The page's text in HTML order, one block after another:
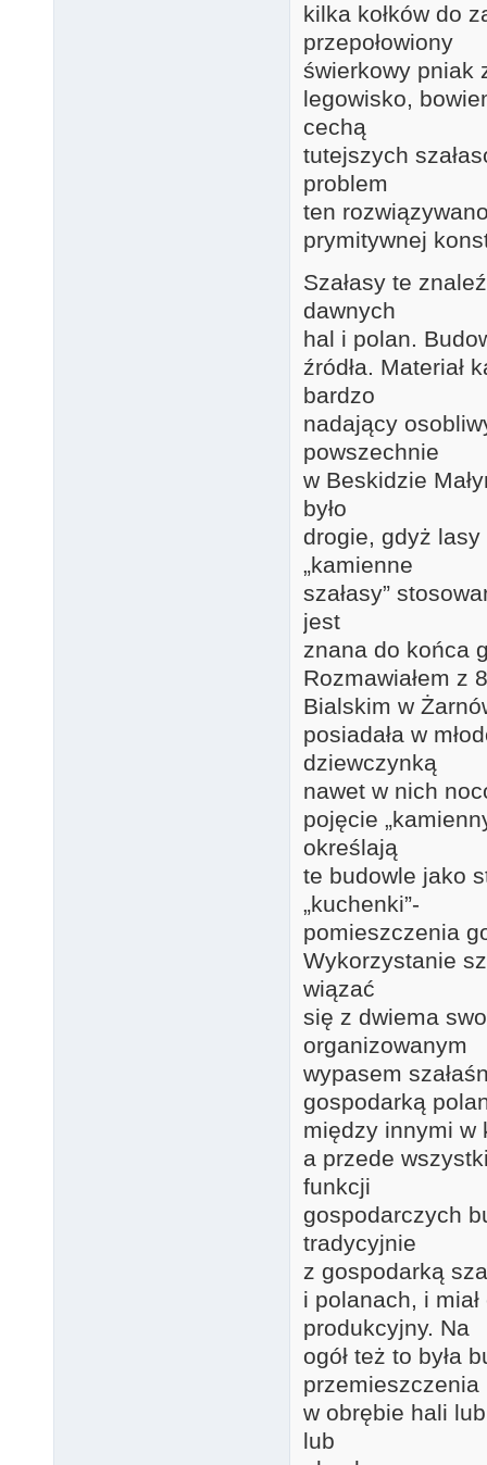
kilka kołków do
przepołowiony
świerkowy pniak
legowisko,
cechą
tutejszych
problem
ten
prymitywnej
Szałasy te
dawnych
hal i polan.
źródła. Materiał
bardzo
nadający
powszechnie
w Beskidzie
było
drogie, gdyż lasy
„kamienne
szałasy”
jest
znana do końca
Rozmawiałem z
Bialskim w
posiadała w
dziewczynką
nawet w nich
pojęcie
określają
te budowle jako
„kuchenki”-
pomieszczenia
Wykorzystanie
wiązać
się z dwiema
organizowanym
wypasem
gospodarką
między innymi w
a przede
funkcji
gospodarczych
tradycyjnie
z gospodarką
i polanach, i
produkcyjny. Na
ogół też to była
przemieszczenia
w obrębie hali
lub